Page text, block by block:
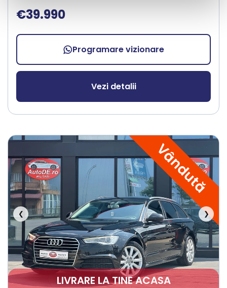
€39.990
Programare vizionare
Vezi detalii
Vândută
❮ ❯
LIVRARE LA TINE ACASA